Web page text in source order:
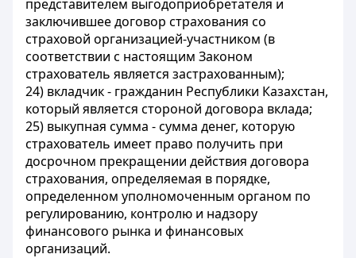
представителем выгодоприобретателя и
заключившее договор страхования со
страховой организацией-участником (в
соответствии с настоящим Законом
страхователь является застрахованным);
24) вкладчик - гражданин Республики Казахстан,
который является стороной договора вклада;
25) выкупная сумма - сумма денег, которую
страхователь имеет право получить при
досрочном прекращении действия договора
страхования, определяемая в порядке,
определенном уполномоченным органом по
регулированию, контролю и надзору
финансового рынка и финансовых
организаций.